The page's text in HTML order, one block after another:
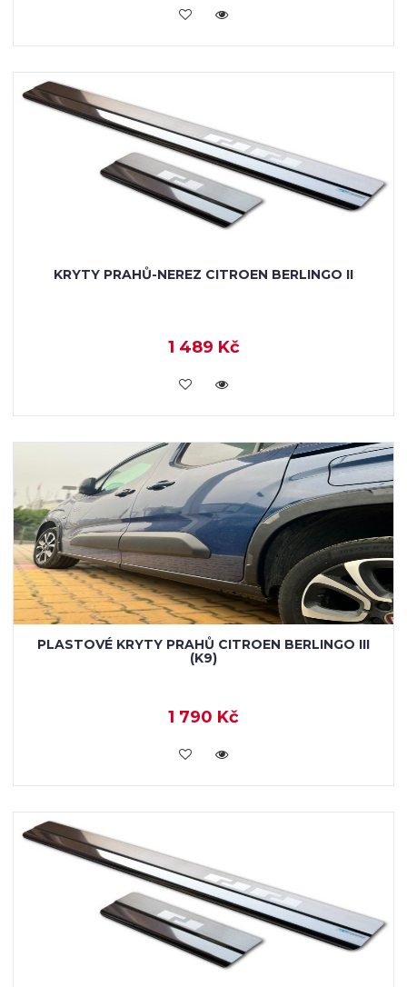
KOUPIT
KRYTY PRAHŮ-NEREZ CITROEN BERLINGO II
1 489 Kč
KOUPIT
PLASTOVÉ KRYTY PRAHŮ CITROEN BERLINGO III
(K9)
1 790 Kč
KOUPIT